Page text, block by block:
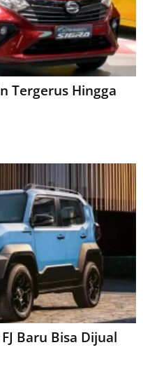
Tergerus Hingga
Baru Bisa Dijual